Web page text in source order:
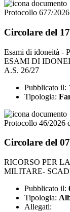
Protocollo 677/
Circolare del
Esami di idoneità
ESAMI DI
A.S. 26/27
Pubblicato il:
Tipologia:
Protocollo 46/2026
Circolare del
RICORSO PER
MILITARE-
Pubblicato il:
Tipologia:
Allegati: